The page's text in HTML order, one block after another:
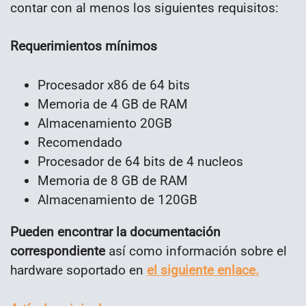
contar con al menos los siguientes requisitos:
Requerimientos mínimos
Procesador x86 de 64 bits
Memoria de 4 GB de RAM
Almacenamiento 20GB
Recomendado
Procesador de 64 bits de 4 nucleos
Memoria de 8 GB de RAM
Almacenamiento de 120GB
Pueden encontrar la documentación
correspondienteasí como información sobre el
hardware soportado en el siguiente enlace.